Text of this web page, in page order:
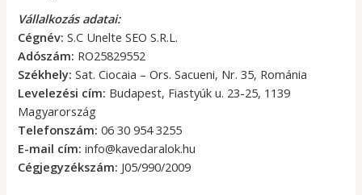
Vállalkozás adatai:
Cégnév: S.C Unelte SEO S.R.L.
Adószám: RO25829552
Székhely: Sat. Ciocaia – Ors. Sacueni, Nr. 35, Románia
Levelezési cím: Budapest, Fiastyúk u. 23-25, 1139
Magyarország
Telefonszám: 06 30 954 3255
E-mail cím: info@kavedaralok.hu
Cégjegyzékszám: J05/990/2009